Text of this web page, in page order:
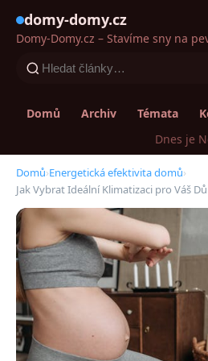
domy-domy.cz
Domy-Domy.cz – Stavíme sny na
Domů Archiv Témata
Dnes je
Domů›Energetická efektivita domů›
Jak Vybrat Ideální Klimatizaci pro Váš